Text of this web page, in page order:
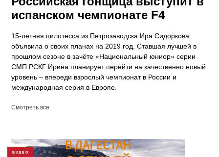
испанском чемпионате F4
15-летняя пилотесса из Петрозаводска Ира Сидоркова
объявила о своих планах на 2019 год. Ставшая лучшей в
прошлом сезоне в зачёте «Национальный юниор» серии
СМП РСКГ Ирина планирует перейти на качественно новый
уровень – впереди взрослый чемпионат в России и
международная серия в Европе.
Смотреть все
ВИДЕО